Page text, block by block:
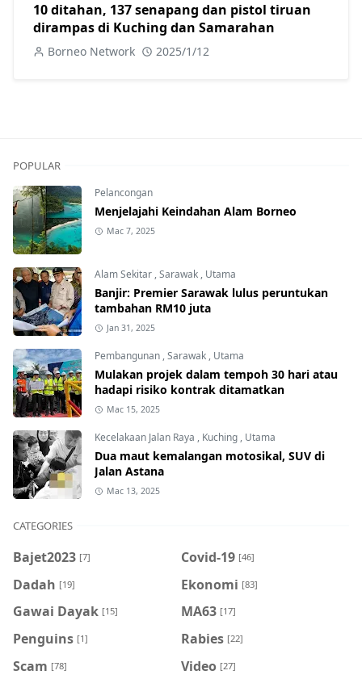
10 ditahan, 137 senapang dan pistol tiruan
dirampas di Kuching dan Samarahan
Borneo Network 2025/1/12
POPULAR
Pelancongan
Menjelajahi Keindahan Alam Borneo
Mac 7, 2025
Alam Sekitar ,Sarawak , Utama
Banjir: Premier Sarawak lulus peruntukan
tambahan RM10 juta
Jan 31, 2025
Pembangunan ,Sarawak , Utama
Mulakan projek dalam tempoh 30 hari atau
hadapi risiko kontrak ditamatkan
Mac 15, 2025
Kecelakaan Jalan Raya , Kuching , Utama
Dua maut kemalangan motosikal, SUV di
Jalan Astana
Mac 13, 2025
CATEGORIES
Bajet2023 [7] Covid-19 [46]
Dadah [19] Ekonomi [83]
Gawai Dayak [15] MA63 [17]
Penguins [1] Rabies [22]
Scam [78] Video [27]